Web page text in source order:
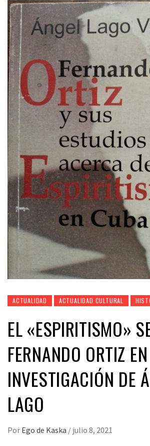
ACTUALIDAD ACTUALIDAD CULTURAL
EL «ESPIRITISMO»
FERNANDO ORTIZ
INVESTIGACIÓN DE
LAGO
Por Ego de Kaska / julio 8, 2021